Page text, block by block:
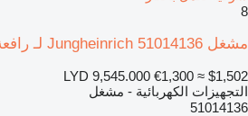
8
مشغل Jungheinrich 51014136 لـ رافعة شوكية تعمل بالغاز
LYD 9,545.000 €1,300 ≈ $1,502
التجهيزات الكهربائية - مشغل
51014136